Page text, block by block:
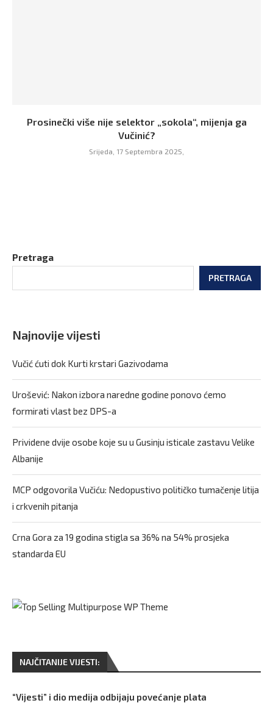
Prosinečki više nije selektor „sokola“, mijenja ga
Vučinić?
Srijeda, 17 Septembra 2025,
Pretraga
PRETRAGA
Najnovije vijesti
Vučić ćuti dok Kurti krstari Gazivodama
Urošević: Nakon izbora naredne godine ponovo ćemo
formirati vlast bez DPS-a
Prividene dvije osobe koje su u Gusinju isticale zastavu Velike
Albanije
MCP odgovorila Vučiću: Nedopustivo političko tumačenje litija
i crkvenih pitanja
Crna Gora za 19 godina stigla sa 36% na 54% prosjeka
standarda EU
NAJČITANIJE VIJESTI:
“Vijesti” i dio medija odbijaju povećanje plata